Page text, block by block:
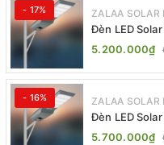
- 17% ZALAA SOLAR
Đèn LED
One | ZALAA
5.200.000₫
- 16% ZALAA SOLAR
Đèn LED
One | ZALAA
5.700.000₫